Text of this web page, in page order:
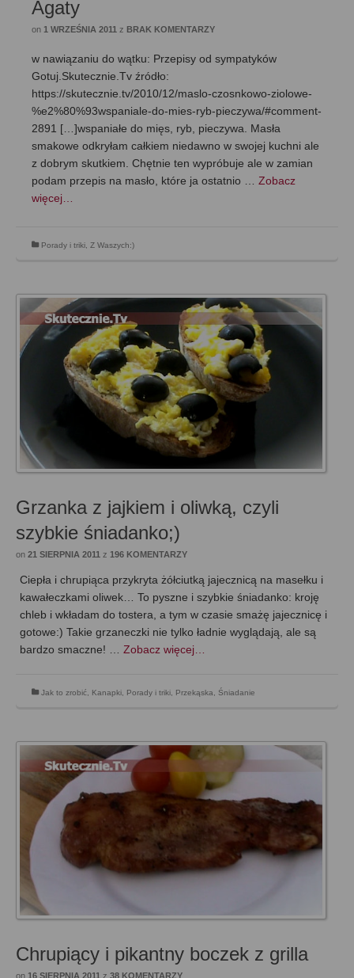
Agaty
on 1 WRZEŚNIA 2011 z BRAK KOMENTARZY
w nawiązaniu do wątku: Przepisy od sympatyków
Gotuj.Skutecznie.Tv źródło:
https://skutecznie.tv/2010/12/maslo-czosnkowo-ziolowe-
%e2%80%93wspaniale-do-mies-ryb-pieczywa/#comment-
2891 […]wspaniałe do mięs, ryb, pieczywa. Masła
smakowe odkryłam całkiem niedawno w swojej kuchni ale
z dobrym skutkiem. Chętnie ten wypróbuje ale w zamian
podam przepis na masło, które ja ostatnio … Zobacz
więcej…
Porady i triki Z Waszych:)
Grzanka z jajkiem i oliwką, czyli
szybkie śniadanko;)
on 21 SIERPNIA 2011 z 196 KOMENTARZY
Ciepła i chrupiąca przykryta żółciutką jajecznicą na masełku i
kawałeczkami oliwek… To pyszne i szybkie śniadanko: kroję
chleb i wkładam do tostera, a tym w czasie smażę jajecznicę i
gotowe:) Takie grzaneczki nie tylko ładnie wyglądają, ale są
bardzo smaczne! … Zobacz więcej…
Jak to zrobić Kanapki Porady i triki Przekąska Śniadanie
Chrupiący i pikantny boczek z grilla
on 16 SIERPNIA 2011 z 38 KOMENTARZY